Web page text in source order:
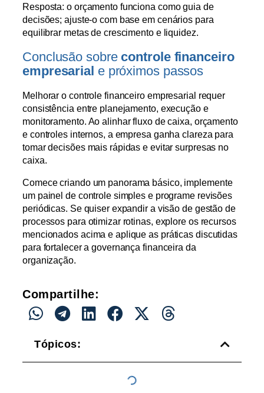
Resposta: o orçamento funciona como guia de
decisões; ajuste-o com base em cenários para
equilibrar metas de crescimento e liquidez.
Conclusão sobrecontrole financeiro
empresarial e próximos passos
Melhorar o controle financeiro empresarial requer
consistência entre planejamento, execução e
monitoramento. Ao alinhar fluxo de caixa, orçamento
e controles internos, a empresa ganha clareza para
tomar decisões mais rápidas e evitar surpresas no
caixa.
Comece criando um panorama básico, implemente
um painel de controle simples e programe revisões
periódicas. Se quiser expandir a visão de gestão de
processos para otimizar rotinas, explore os recursos
mencionados acima e aplique as práticas discutidas
para fortalecer a governança financeira da
organização.
Compartilhe:
Tópicos: